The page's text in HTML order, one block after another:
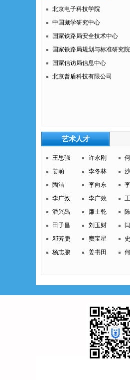
北京电子科技学院
中国藏学研究中心
国家铁路局安全技术中心
国家铁路局规划与标准研究院
国家信访局信息中心
北京普盾科技有限公司
艺术人才
王思强 许永刚
姜萌
李冬林
陶洁
李向东
李广效
李广效
潘兴禹
廉士乾
田子昌
刘玉财
邓芳鹏
窦宝星
杨志鹏
姜书田